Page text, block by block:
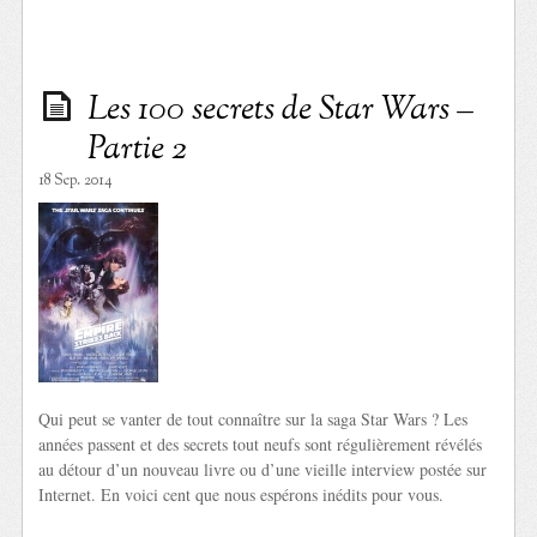
Les 100 secrets de Star Wars –
Partie 2
18 Sep. 2014
Qui peut se vanter de tout connaître sur la saga Star Wars ? Les
années passent et des secrets tout neufs sont régulièrement révélés
au détour d’un nouveau livre ou d’une vieille interview postée sur
Internet. En voici cent que nous espérons inédits pour vous.